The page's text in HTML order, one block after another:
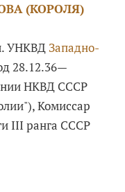
(КОРОЛЯ)
УНКВД Западно-
28.12.36—
НКВД СССР
Комиссар
III ранга СССР